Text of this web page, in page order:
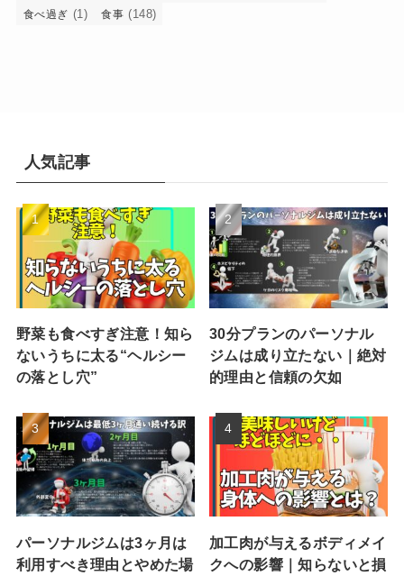
食べ過ぎ (1) 食事 (148)
人気記事
野菜も食べすぎ注意！知ら
ないうちに太る“ヘルシー
の落とし穴”
30分プランのパーソナル
ジムは成り立たない｜絶対
的理由と信頼の欠如
パーソナルジムは3ヶ月は
利用すべき理由とやめた場
加工肉が与えるボディメイ
クへの影響｜知らないと損